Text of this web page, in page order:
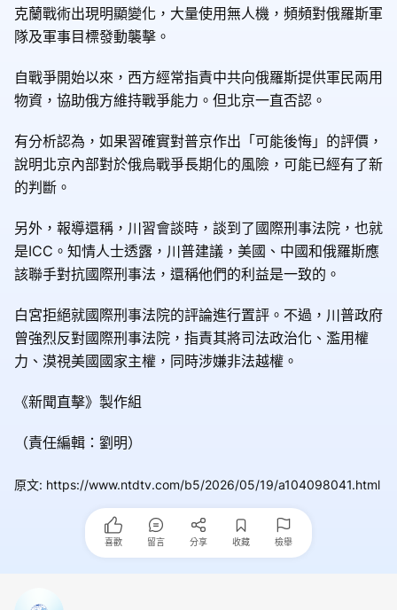
克蘭戰術出現明顯變化，大量使用無人機，頻頻對俄羅斯軍
隊及軍事目標發動襲擊。
自戰爭開始以來，西方經常指責中共向俄羅斯提供軍民兩用
物資，協助俄方維持戰爭能力。但北京一直否認。
有分析認為，如果習確實對普京作出「可能後悔」的評價，
說明北京內部對於俄烏戰爭長期化的風險，可能已經有了新
的判斷。
另外，報導還稱，川習會談時，談到了國際刑事法院，也就
是ICC。知情人士透露，川普建議，美國、中國和俄羅斯應
該聯手對抗國際刑事法，還稱他們的利益是一致的。
白宮拒絕就國際刑事法院的評論進行置評。不過，川普政府
曾強烈反對國際刑事法院，指責其將司法政治化、濫用權
力、漠視美國國家主權，同時涉嫌非法越權。
《新聞直擊》製作組
（責任編輯：劉明）
原文: https://www.ntdtv.com/b5/2026/05/19/a104098041.html
喜歡 留言 分享 收藏 檢舉